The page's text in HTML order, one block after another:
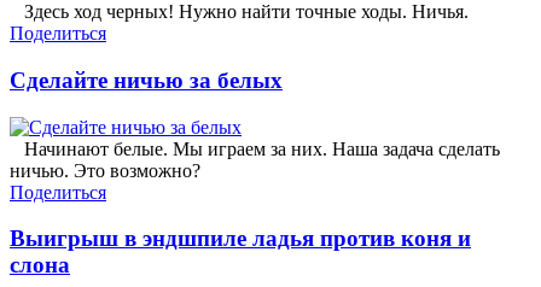
Здесь ход черных! Нужно найти точные ходы. Ничья.
Поделиться
Сделайте ничью за белых
Начинают белые. Мы играем за них. Наша задача сделать
ничью. Это возможно?
Поделиться
Выигрыш в эндшпиле ладья против коня и
слона